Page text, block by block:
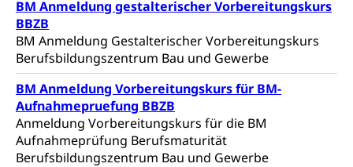
BM Anmeldung gestalterischer Vorbereitungskurs
BBZB
BM Anmeldung Gestalterischer Vorbereitungskurs
Berufsbildungszentrum Bau und Gewerbe
BM Anmeldung Vorbereitungskurs für BM-
Aufnahmepruefung BBZB
Anmeldung Vorbereitungskurs für die BM
Aufnahmeprüfung Berufsmaturität
Berufsbildungszentrum Bau und Gewerbe
Schweizer Armee
Erwerbsausfallentschädigung (WAS Luzern)
Bevölkerungsschutz
Katastrophenschutz, Katastrophenhilfe, Polizei,
Feuerwehr, Gesundheitswesen, technische Betriebe,
Alarmierung, Sirenentest
Kantonaler Führungsstab
Polizei
Ordnungskräfte, Sicherheit, öffentliche Ordnung